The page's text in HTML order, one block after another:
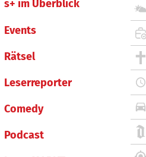
s+ im Überblick
Events
Rätsel
Leserreporter
Comedy
Podcast